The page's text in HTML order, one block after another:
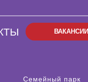
Семейный парк
ВАКАНСИИ